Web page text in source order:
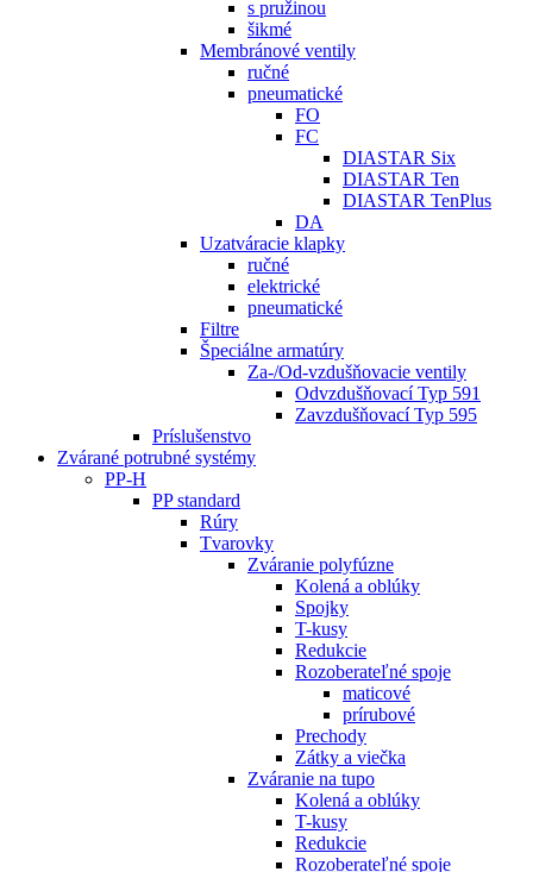
s pružinou
šikmé
Membránové ventily
ručné
pneumatické
FO
FC
DIASTAR Six
DIASTAR Ten
DIASTAR TenPlus
DA
Uzatváracie klapky
ručné
elektrické
pneumatické
Filtre
Špeciálne armatúry
Za-/Od-vzdušňovacie ventily
Odvzdušňovací Typ 591
Zavzdušňovací Typ 595
Príslušenstvo
Zvárané potrubné systémy
PP-H
PP standard
Rúry
Tvarovky
Zváranie polyfúzne
Kolená a oblúky
Spojky
T-kusy
Redukcie
Rozoberateľné spoje
maticové
prírubové
Prechody
Zátky a viečka
Zváranie na tupo
Kolená a oblúky
T-kusy
Redukcie
Rozoberateľné spoje